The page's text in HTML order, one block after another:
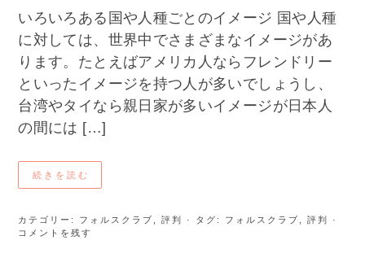
いろいろある国や人種ごとのイメージ 国や人種
に対しては、世界中でさまざまなイメージがあ
ります。たとえばアメリカ人ならフレンドリー
といったイメージを持つ人が多いでしょうし、
台湾やタイなら親日家が多いイメージが日本人
の間には […]
続きを読む
カテゴリー: フォルスクラブ ,評判 · タグ: フォルスクラブ ,評判
·
コメントを残す